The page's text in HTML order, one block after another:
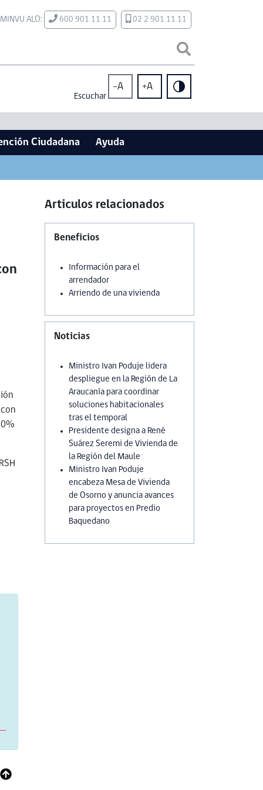
MINVU ALO: 600 901 11 11 02 2 901 11 11
Escuchar
-A +A
Ciudadana Ayuda
Articulos relacionados
Beneficios
Información para el
arrendador
Arriendo de una vivienda
Noticias
Ministro Ivan Poduje lidera
despliegue en la Región de La
Araucanía para coordinar
soluciones habitacionales
tras el temporal
Presidente designa a René
Suárez Seremi de Vivienda de
la Región del Maule
Ministro Ivan Poduje
encabeza Mesa de Vivienda
de Osorno y anuncia avances
para proyectos en Predio
Baquedano